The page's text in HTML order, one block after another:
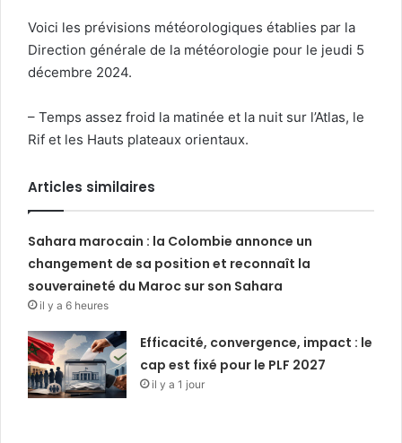
Voici les prévisions météorologiques établies par la
Direction générale de la météorologie pour le jeudi 5
décembre 2024.
– Temps assez froid la matinée et la nuit sur l’Atlas, le
Rif et les Hauts plateaux orientaux.
Articles similaires
Sahara marocain : la Colombie annonce un
changement de sa position et reconnaît la
souveraineté du Maroc sur son Sahara
il y a 6 heures
Efficacité, convergence, impact : le
cap est fixé pour le PLF 2027
il y a 1 jour